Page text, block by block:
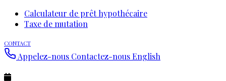
Calculateur de prêt hypothécaire
Taxe de mutation
CONTACT
Appelez-nous Contactez-nousEnglish